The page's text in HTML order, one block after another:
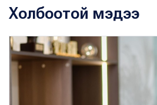
Холбоотой мэдээ